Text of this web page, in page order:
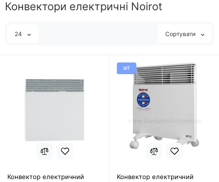
Конвектори електричні Noirot
24 Сортувати
Конвектор електричний
ХІТ
Конвектор електричний